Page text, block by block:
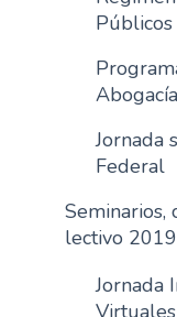
Públicos
Jornada
Federal
Seminarios,
lectivo 2019
Jornada